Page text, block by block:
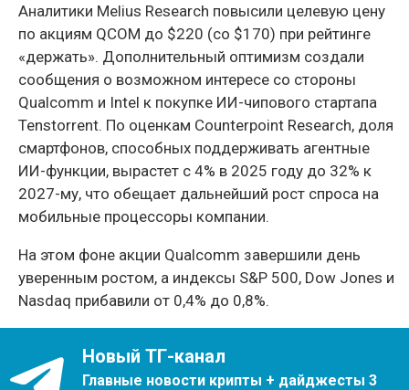
Аналитики Melius Research повысили целевую цену
по акциям QCOM до $220 (со $170) при рейтинге
«держать». Дополнительный оптимизм создали
сообщения о возможном интересе со стороны
Qualcomm и Intel к покупке ИИ-чипового стартапа
Tenstorrent. По оценкам Counterpoint Research, доля
смартфонов, способных поддерживать агентные
ИИ-функции, вырастет с 4% в 2025 году до 32% к
2027-му, что обещает дальнейший рост спроса на
мобильные процессоры компании.
На этом фоне акции Qualcomm завершили день
уверенным ростом, а индексы S&P 500, Dow Jones и
Nasdaq прибавили от 0,4% до 0,8%.
Новый ТГ-канал
Главные новости крипты + дайджесты 3